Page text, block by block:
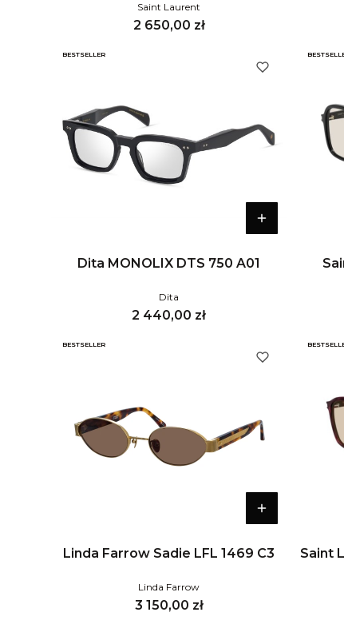
Saint Laurent
Cena
2 650,00 zł
BESTSELLER
Dita MONOLIX DTS 750 A01
Dita
Cena
2 440,00 zł
BESTSELLER
Linda Farrow Sadie LFL 1469 C3
Linda Farrow
Cena
3 150,00 zł
Saint